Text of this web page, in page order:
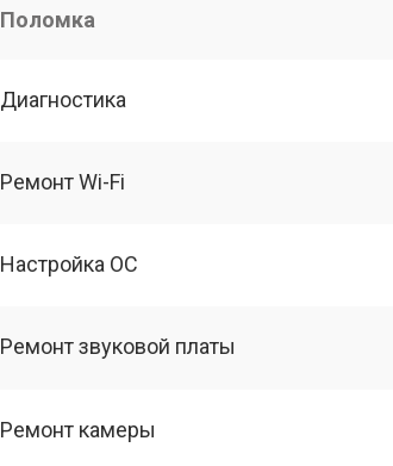
Поломка
Диагностика
Ремонт Wi-Fi
Настройка ОС
Ремонт звуковой платы
Ремонт камеры